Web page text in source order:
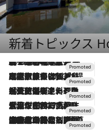
新着トピックス
2026.8.7
【トンボの足水浴】ヒノキの香りに包まれて涼感マックス！約13℃の湧水かけ流しを避暑地「星野温泉 トンボの湯」で体験
2026.7.31
【ホテル帰省】という選択肢をOMOが提案。家族とほどよい距離を保つには「昼は実家、夜は気兼ねなくホテルで！」
2026.7.24
【夏限定ディナーコース】旬を迎える稚鮎や花ズッキーニなどをイタリア・トスカーナの郷土料理の手法で満喫！
2026.7.17
「土佐和ハーブかき氷」がOMO7高知に登場！生姜、山椒、大葉など目にも舌にも涼を呼ぶ郷土の味
2026.7.10
NEW OPEN！【界 草津】名湯の地に誕生。趣の異なる2種の温泉と上州ならではの会席・蕎麦割烹など美食を味わう究極の癒やし旅